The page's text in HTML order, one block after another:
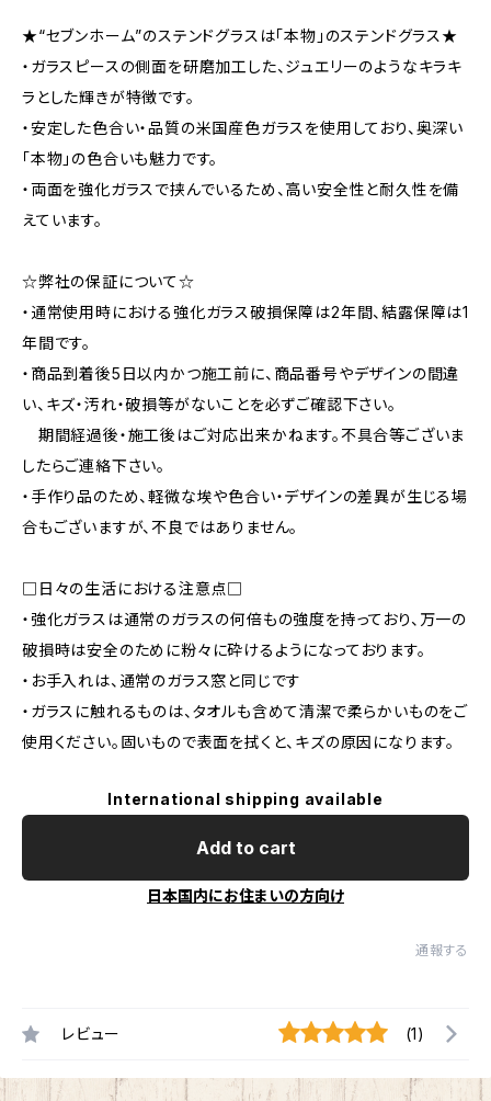
★“セブンホーム”のステンドグラスは「本物」のステンドグラス★
・ガラスピースの側面を研磨加工した、ジュエリーのようなキラキ
ラとした輝きが特徴です。
・安定した色合い・品質の米国産色ガラスを使用しており、奥深い
「本物」の色合いも魅力です。
・両面を強化ガラスで挟んでいるため、高い安全性と耐久性を備
えています。
☆弊社の保証について☆
・通常使用時における強化ガラス破損保障は2年間、結露保障は1
年間です。
・商品到着後5日以内かつ施工前に、商品番号やデザインの間違
い、キズ・汚れ・破損等がないことを必ずご確認下さい。
期間経過後・施工後はご対応出来かねます。不具合等ございま
したらご連絡下さい。
・手作り品のため、軽微な埃や色合い・デザインの差異が生じる場
合もございますが、不良ではありません。
□日々の生活における注意点□
・強化ガラスは通常のガラスの何倍もの強度を持っており、万一の
破損時は安全のために粉々に砕けるようになっております。
・お手入れは、通常のガラス窓と同じです
・ガラスに触れるものは、タオルも含めて清潔で柔らかいものをご
使用ください。固いもので表面を拭くと、キズの原因になります。
International shipping available
Add to cart
日本国内にお住まいの方向け
通報する
レビュー (1)